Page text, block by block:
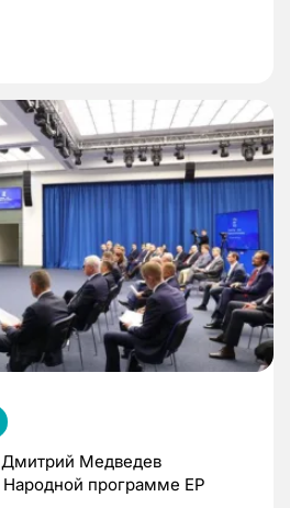
Медведев
Народной программе ЕР